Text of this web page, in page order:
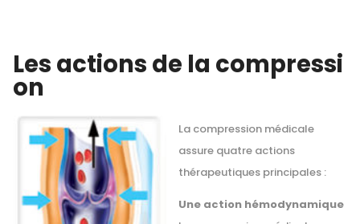
Les actions de la compressi
on
La compression médicale
assure quatre actions
thérapeutiques principales :
Une action hémodynamique